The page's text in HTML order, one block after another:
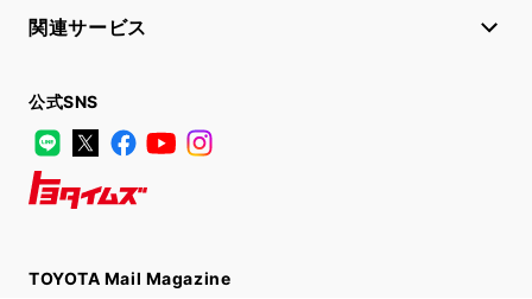
関連サービス
公式SNS
LINE
X FacebookYouTube
TOYOTA Mail Magazine